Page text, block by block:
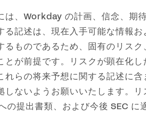
は、Workday の計画、信念、期
る記述は、現在入手可能な情報
るものであるため、固有のリス
とが前提です。リスクが顕在化
れらの将来予想に関する記述に
しないようお願いいたします。
の提出書類、および今後 SEC